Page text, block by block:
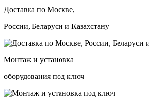
Доставка по Москве,
России, Беларуси и Казахстану
Монтаж и установка
оборудования под ключ